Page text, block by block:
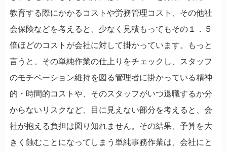
教育する際にかかるコストや労務管理コスト、その他社
会保険などを考えると、少なく見積もってもその１．５
倍ほどのコストが会社に対して掛かっています。もっと
言うと、その単純作業の仕上りをチェックし、スタッフ
のモチベーション維持を図る管理者に掛かっている精神
的・時間的コストや、そのスタッフがいつ退職するか分
からないリスクなど、目に見えない部分を考えると、会
社が抱える負担は図り知れません。その結果、予算を大
きく蝕むことになってしまう単純事務作業は、会社にと